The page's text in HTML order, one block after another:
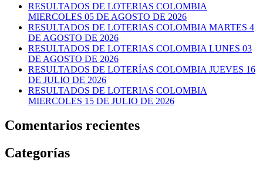
RESULTADOS DE LOTERIAS COLOMBIA
MIERCOLES 05 DE AGOSTO DE 2026
RESULTADOS DE LOTERIAS COLOMBIA MARTES 4
DE AGOSTO DE 2026
RESULTADOS DE LOTERIAS COLOMBIA LUNES 03
DE AGOSTO DE 2026
RESULTADOS DE LOTERÍAS COLOMBIA JUEVES 16
DE JULIO DE 2026
RESULTADOS DE LOTERIAS COLOMBIA
MIERCOLES 15 DE JULIO DE 2026
Comentarios recientes
Categorías